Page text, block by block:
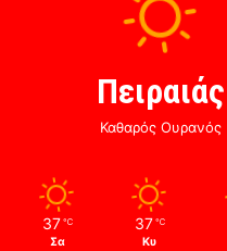
Πειραιάς
Καθαρός Ουρανός
37 ℃
Σα
37 ℃
Κυ